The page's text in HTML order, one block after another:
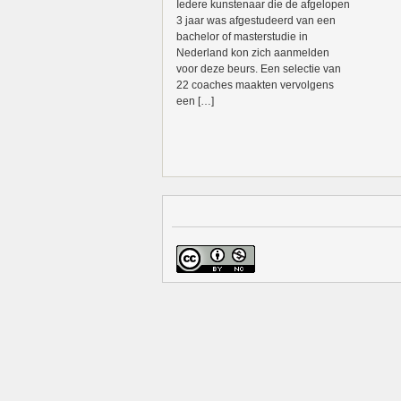
Iedere kunstenaar die de afgelopen
3 jaar was afgestudeerd van een
bachelor of masterstudie in
Nederland kon zich aanmelden
voor deze beurs. Een selectie van
22 coaches maakten vervolgens
een […]